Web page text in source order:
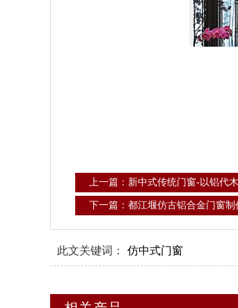
上一篇：新中式传统门窗-以铝代
下一篇：都江堰仿古铝合金门窗
此文关键词： 仿中式门窗